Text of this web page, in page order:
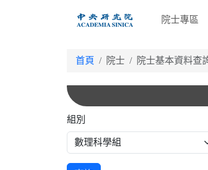
院士專區
首頁 院士 院士基本資料查
組別